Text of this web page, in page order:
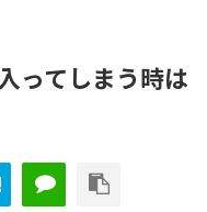
ってしまう時は